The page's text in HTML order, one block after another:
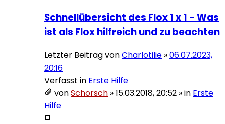
Schnellübersicht des Flox 1 x 1 - Was
ist als Flox hilfreich und zu beachten
Letzter Beitrag vonCharlotilie »06.07.2023,
20:16
Verfasst in Erste Hilfe
vonSchorsch »15.03.2018, 20:52 » in Erste
Hilfe